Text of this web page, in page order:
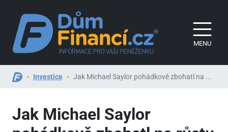
MENU
Investice Jak Michael Saylor pohádkově zbohatl na ...
Jak Michael Saylor